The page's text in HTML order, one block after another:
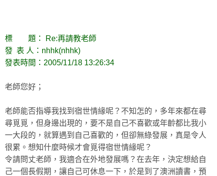
標 題： Re:再請教老師
發 表 人：nhhk(nhhk)
發表時間：2005/11/18 13:26:34
老師您好；
老師能否指導我找到宿世情緣呢？不知怎的，多年來都在尋
尋覓覓，但身邊出現的，要不是自己不喜歡或年齡都比我小
一大段的，就算遇到自己喜歡的，但卻無綠發展，真是令人
很累。想知什麼時候才會覓得宿世情緣呢？
令請問丈老師，我適合在外地發展嗎？在去年，決定想給自
己一個長假期，讓自己可休息一下，於是到了澳洲讀書，預